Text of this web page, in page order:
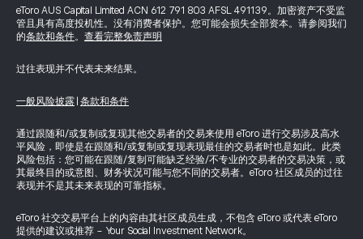
eToro AUS Capital Limited ACN 612 791 803 AFSL 491139。加密资产不受监
管且具有高度投机性。没有消费者保护。您可能会损失全部资本。请参阅我们
的条款和条件。 查看完整免责声明
过往表现并不代表未来结果。
一般风险披露 条款和条件
通过跟随和/或复制或复现其他交易者的交易来使用 eToro 进行交易涉及高水
平风险，即使是在跟随和/或复制或复现表现最佳的交易者时也是如此。此类
风险包括：您可能在跟随/复制可能缺乏经验/不专业的交易者的交易决策，或
其最终目的或意图、财务状况可能与您不同的交易者。eToro 社区成员的过往
表现并不是其未来表现的可靠指标。
eToro 社交交易平台上的内容由其社区成员生成，不包含 eToro 或代表 eToro
提供的建议或推荐 - Your Social Investment Network。